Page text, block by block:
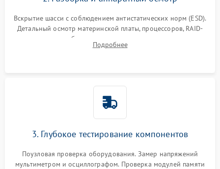
Вскрытие шасси с соблюдением антистатических норм (ESD).
Детальный осмотр материнской платы, процессоров, RAID-
контроллеров и блоков питания на наличие термических
повреждений, прогаров или окислений.
Подробнее
3. Глубокое тестирование компонентов
Поузловая проверка оборудования. Замер напряжений
мультиметром и осциллографом. Проверка модулей памяти